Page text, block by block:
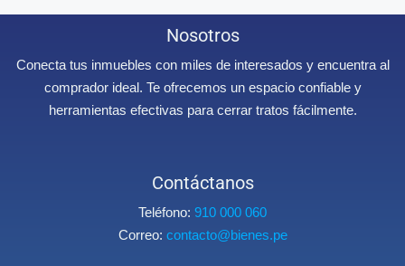
Nosotros
Conecta tus inmuebles con miles de interesados y encuentra al
comprador ideal. Te ofrecemos un espacio confiable y
herramientas efectivas para cerrar tratos fácilmente.
Contáctanos
Teléfono: 910 000 060
Correo: contacto@bienes.pe